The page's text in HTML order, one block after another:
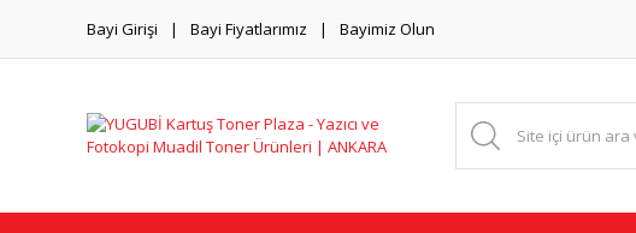
Bayi Girişi Bayi Fiyatlarımız Bayimiz Olun